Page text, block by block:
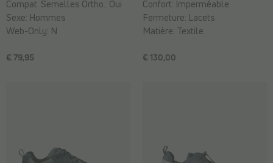
€ 79,95
Compat. Semelles Ortho.: Oui
Sexe: Hommes
Web-Only: N
€ 130,00
Confort: Imperméable
Fermeture: Lacets
Matière: Textile